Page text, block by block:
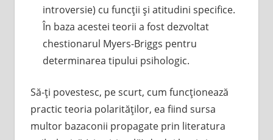
introversie) cu funcţii şi atitudini specifice.
În baza acestei teorii a fost dezvoltat
chestionarul Myers-Briggs pentru
determinarea tipului psihologic.
Să-ţi povestesc, pe scurt, cum funcţionează
practic teoria polarităţilor, ea fiind sursa
multor bazaconii propagate prin literatura